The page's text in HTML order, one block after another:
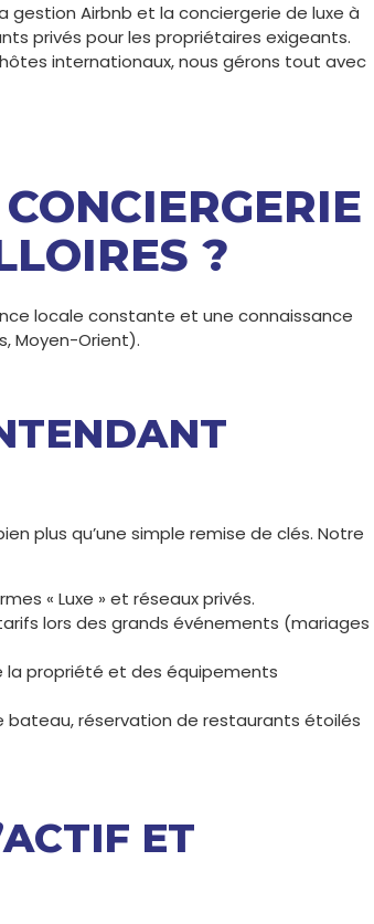
gestion Airbnb et la conciergerie de luxe à
privés pour les propriétaires exigeants.
internationaux, nous gérons tout avec
?
locale constante et une connaissance
Moyen-Orient).
plus qu’une simple remise de clés. Notre
« Luxe » et réseaux privés.
lors des grands événements (mariages
la propriété et des équipements
bateau, réservation de restaurants étoilés
ET